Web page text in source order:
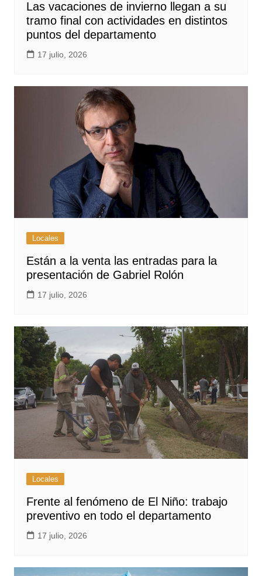
Las vacaciones de invierno llegan a su
tramo final con actividades en distintos
puntos del departamento
17 julio, 2026
Locales
Están a la venta las entradas para la
presentación de Gabriel Rolón
17 julio, 2026
Locales
Frente al fenómeno de El Niño: trabajo
preventivo en todo el departamento
17 julio, 2026